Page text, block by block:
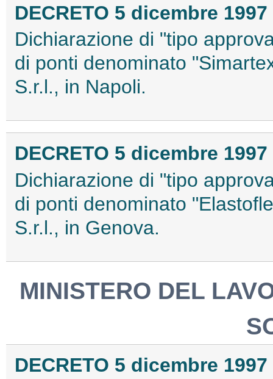
DECRETO 5 dicembre 1997
Dichiarazione di "tipo
di ponti denominato
S.r.l., in Napoli.
DECRETO 5 dicembre 1997
Dichiarazione di "tipo
di ponti denominato
S.r.l., in Genova.
MINISTERO DEL
DECRETO 5 dicembre 1997